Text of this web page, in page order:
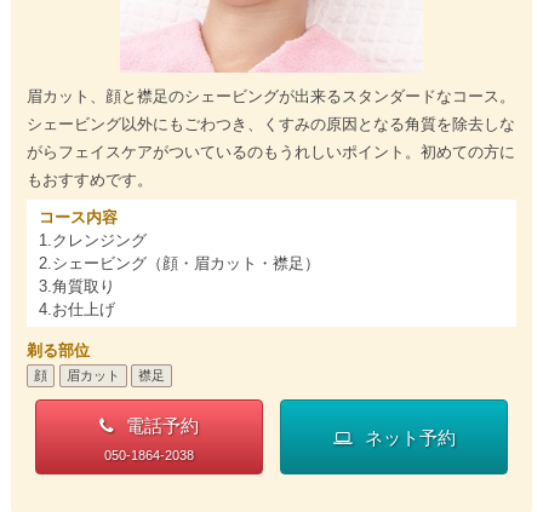
眉カット、顔と襟足のシェービングが出来るスタンダードなコース。
シェービング以外にもごわつき、くすみの原因となる角質を除去しな
がらフェイスケアがついているのもうれしいポイント。初めての方に
もおすすめです。
コース内容
1.クレンジング
2.シェービング（顔・眉カット・襟足）
3.角質取り
4.お仕上げ
剃る部位
顔 眉カット 襟足
電話予約
050-1864-2038
ネット予約